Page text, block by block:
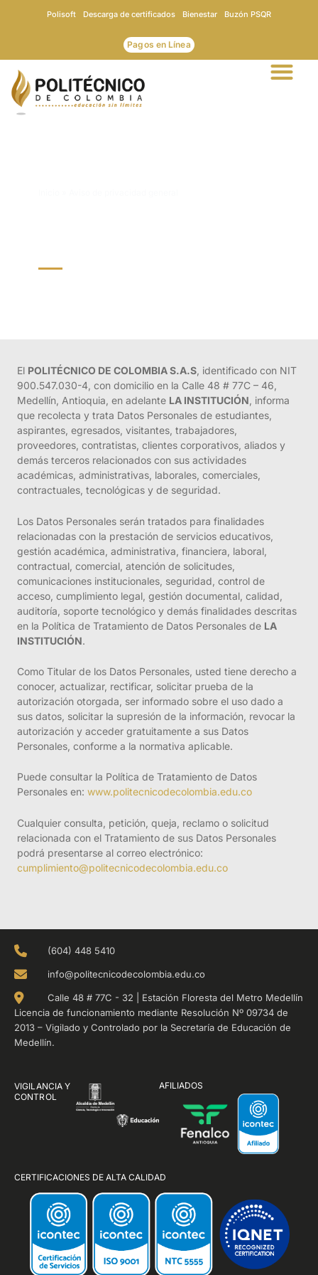
Polisoft Descarga de certificados Bienestar Buzón PSQR
Pagos en Línea
El POLITÉCNICO DE COLOMBIA S.A.S , identificado con NIT
900.547.030-4, con domicilio en la Calle 48 # 77C – 46,
Medellín, Antioquia, en adelante LA INSTITUCIÓN , informa
que recolecta y trata Datos Personales de estudiantes,
aspirantes, egresados, visitantes, trabajadores,
proveedores, contratistas, clientes corporativos, aliados y
demás terceros relacionados con sus actividades
académicas, administrativas, laborales, comerciales,
contractuales, tecnológicas y de seguridad.
Los Datos Personales serán tratados para finalidades
relacionadas con la prestación de servicios educativos,
gestión académica, administrativa, financiera, laboral,
contractual, comercial, atención de solicitudes,
comunicaciones institucionales, seguridad, control de
acceso, cumplimiento legal, gestión documental, calidad,
auditoría, soporte tecnológico y demás finalidades descritas
en la Política de Tratamiento de Datos Personales de LA
INSTITUCIÓN.
Como Titular de los Datos Personales, usted tiene derecho a
conocer, actualizar, rectificar, solicitar prueba de la
autorización otorgada, ser informado sobre el uso dado a
sus datos, solicitar la supresión de la información, revocar la
autorización y acceder gratuitamente a sus Datos
Personales, conforme a la normativa aplicable.
Puede consultar la Política de Tratamiento de Datos
Personales en:www.politecnicodecolombia.edu.co
Cualquier consulta, petición, queja, reclamo o solicitud
relacionada con el Tratamiento de sus Datos Personales
podrá presentarse al correo electrónico:
cumplimiento@politecnicodecolombia.edu.co
(604) 448 5410
info@politecnicodecolombia.edu.co
Calle 48 # 77C - 32 | Estación Floresta del Metro Medellín
Licencia de funcionamiento mediante Resolución Nº 09734 de
2013 – Vigilado y Controlado por la Secretaría de Educación de
Medellín.
VIGILANCIA Y
CONTROL
AFILIADOS
CERTIFICACIONES DE ALTA CALIDAD